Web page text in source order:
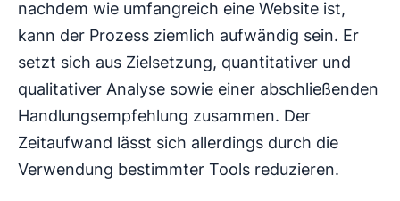
nachdem wie umfangreich eine Website ist,
kann der Prozess ziemlich aufwändig sein. Er
setzt sich aus Zielsetzung, quantitativer und
qualitativer Analyse sowie einer abschließenden
Handlungsempfehlung zusammen. Der
Zeitaufwand lässt sich allerdings durch die
Verwendung bestimmter Tools reduzieren.